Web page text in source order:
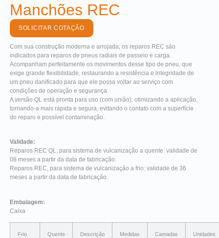
Manchões REC
SOLICITAR COTAÇÃO
Com sua construção moderna e arrojada, os reparos REC são
indicados para reparos de pneus radiais de passeio e carga.
Acompanham perfeitamente os movimentos desse tipo de pneu, que
exige grande flexibilidade, restaurando a resistência e integridade de
um pneu danificado para que ele possa voltar ao serviço com
condições de operação e segurança.
A versão QL está pronta para uso (com união), otimizando a aplicação,
tornando-a mais rápida e segura, evitando o contato com a superfície
do reparo e possível contaminação.
Validade:
Reparos REC QL, para sistema de vulcanização a quente: validade de
08 meses a partir da data de fabricação.
Reparos REC, para sistema de vulcanização a frio: validade de 36
meses a partir da data de fabricação.
Embalagem:
Caixa
Frio Quente Descrição
Medidas
Camadas Unidades